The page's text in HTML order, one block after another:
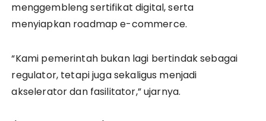
menggembleng sertifikat digital, serta
menyiapkan roadmap e-commerce.
“Kami pemerintah bukan lagi bertindak sebagai
regulator, tetapi juga sekaligus menjadi
akselerator dan fasilitator,” ujarnya.